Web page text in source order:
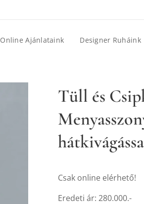
Online Ajánlataink Designer Ruháink
Tüll és
Csak online elérhető!
Eredeti ár: 280.000.-